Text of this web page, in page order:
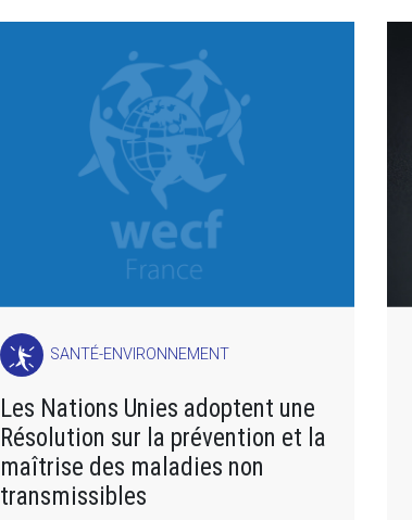
SANTÉ-ENVIRONNEMENT
Les Nations Unies adoptent une
Résolution sur la prévention et la
maîtrise des maladies non
transmissibles